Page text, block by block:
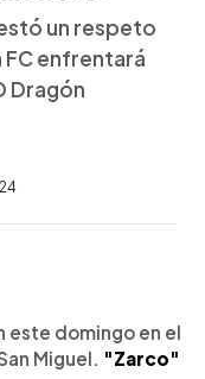
un respeto
FC enfrentará
Dragón
este domingo en el
Miguel.
"Zarco"